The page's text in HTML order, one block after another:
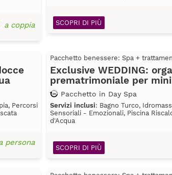
a coppia SCOPRI DI PIÙ
Percorsi
persona
Pacchetto benessere: Spa +
Exclusive WEDDING:
prematrimoniale per
Pacchetto in Day Spa
Servizi inclusi: Bagno Turco,
Sensoriali - Emozionali, Piscina
d'Acqua
SCOPRI DI PIÙ